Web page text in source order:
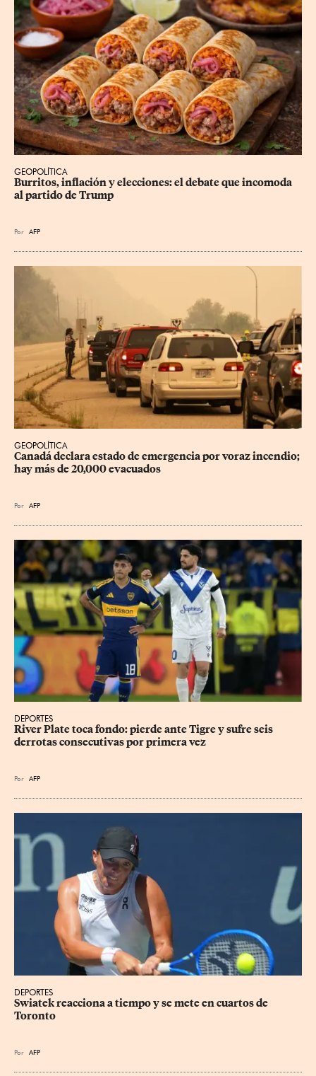
GEOPOLÍTICA
Burritos, inflación y elecciones: el debate que incomoda
al partido de Trump
Por AFP
GEOPOLÍTICA
Canadá declara estado de emergencia por voraz incendio;
hay más de 20,000 evacuados
Por AFP
DEPORTES
River Plate toca fondo: pierde ante Tigre y sufre seis
derrotas consecutivas por primera vez
Por AFP
DEPORTES
Swiatek reacciona a tiempo y se mete en cuartos de
Toronto
Por AFP